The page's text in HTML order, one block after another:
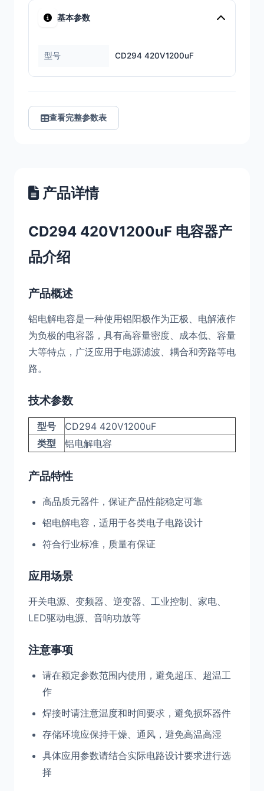
基本参数
型号 CD294 420V1200uF
查看完整参数表
产品详情
CD294 420V1200uF 电容器产
品介绍
产品概述
铝电解电容是一种使用铝阳极作为正极、电解液作
为负极的电容器，具有高容量密度、成本低、容量
大等特点，广泛应用于电源滤波、耦合和旁路等电
路。
技术参数
型号
CD294 420V1200uF
类型
铝电解电容
产品特性
高品质元器件，保证产品性能稳定可靠
铝电解电容，适用于各类电子电路设计
符合行业标准，质量有保证
应用场景
开关电源、变频器、逆变器、工业控制、家电、
LED驱动电源、音响功放等
注意事项
请在额定参数范围内使用，避免超压、超温工
作
焊接时请注意温度和时间要求，避免损坏器件
存储环境应保持干燥、通风，避免高温高湿
具体应用参数请结合实际电路设计要求进行选
择